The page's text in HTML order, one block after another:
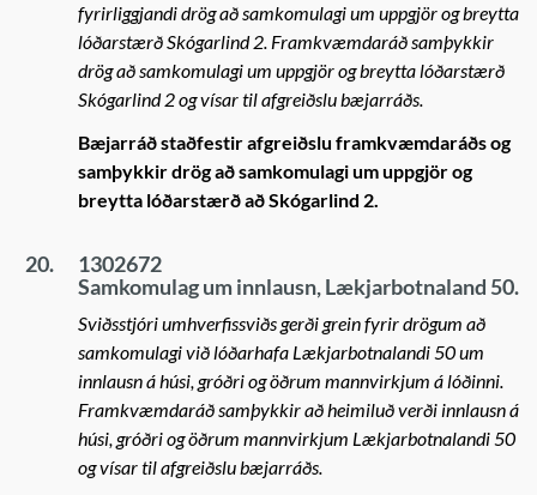
fyrirliggjandi drög að samkomulagi um uppgjör og breytta
lóðarstærð Skógarlind 2. Framkvæmdaráð samþykkir
drög að samkomulagi um uppgjör og breytta lóðarstærð
Skógarlind 2 og vísar til afgreiðslu bæjarráðs.
Bæjarráð staðfestir afgreiðslu framkvæmdaráðs og
samþykkir drög að samkomulagi um uppgjör og
breytta lóðarstærð að Skógarlind 2.
20.
1302672
Samkomulag um innlausn, Lækjarbotnaland 50.
Sviðsstjóri umhverfissviðs gerði grein fyrir drögum að
samkomulagi við lóðarhafa Lækjarbotnalandi 50 um
innlausn á húsi, gróðri og öðrum mannvirkjum á lóðinni.
Framkvæmdaráð samþykkir að heimiluð verði innlausn á
húsi, gróðri og öðrum mannvirkjum Lækjarbotnalandi 50
og vísar til afgreiðslu bæjarráðs.